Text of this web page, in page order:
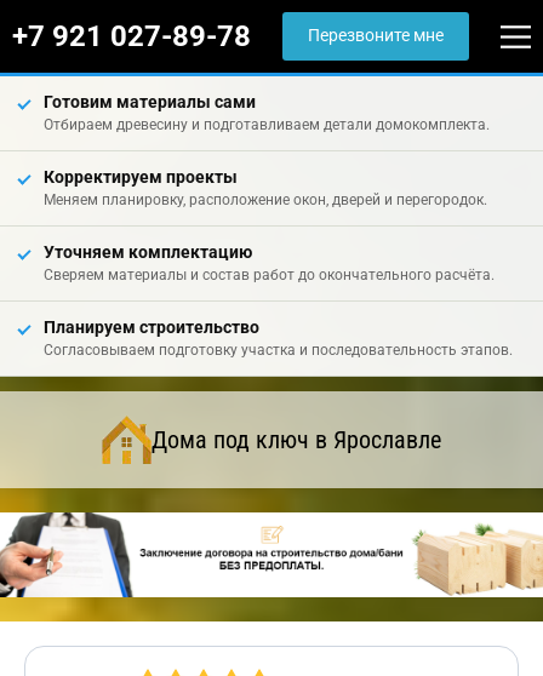
+7 921 027-89-78 Перезвоните мне
Готовим материалы сами
Отбираем древесину и подготавливаем детали домокомплекта.
Корректируем проекты
Меняем планировку, расположение окон, дверей и перегородок.
Уточняем комплектацию
Сверяем материалы и состав работ до окончательного расчёта.
Планируем строительство
Согласовываем подготовку участка и последовательность этапов.
Дома под ключ в Ярославле